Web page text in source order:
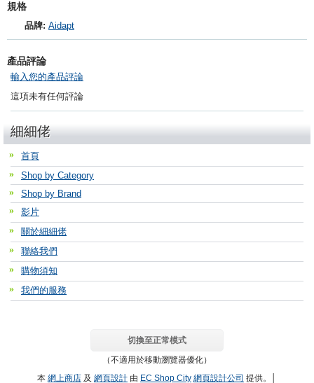
規格
品牌: Aidapt
產品評論
輸入您的產品評論
這項未有任何評論
細細佬
首頁
Shop by Category
Shop by Brand
影片
關於細細佬
聯絡我們
購物須知
我們的服務
切換至正常模式
（不適用於移動瀏覽器優化）
本 網上商店 及 網頁設計 由 EC Shop City 網頁設計公司 提供。│